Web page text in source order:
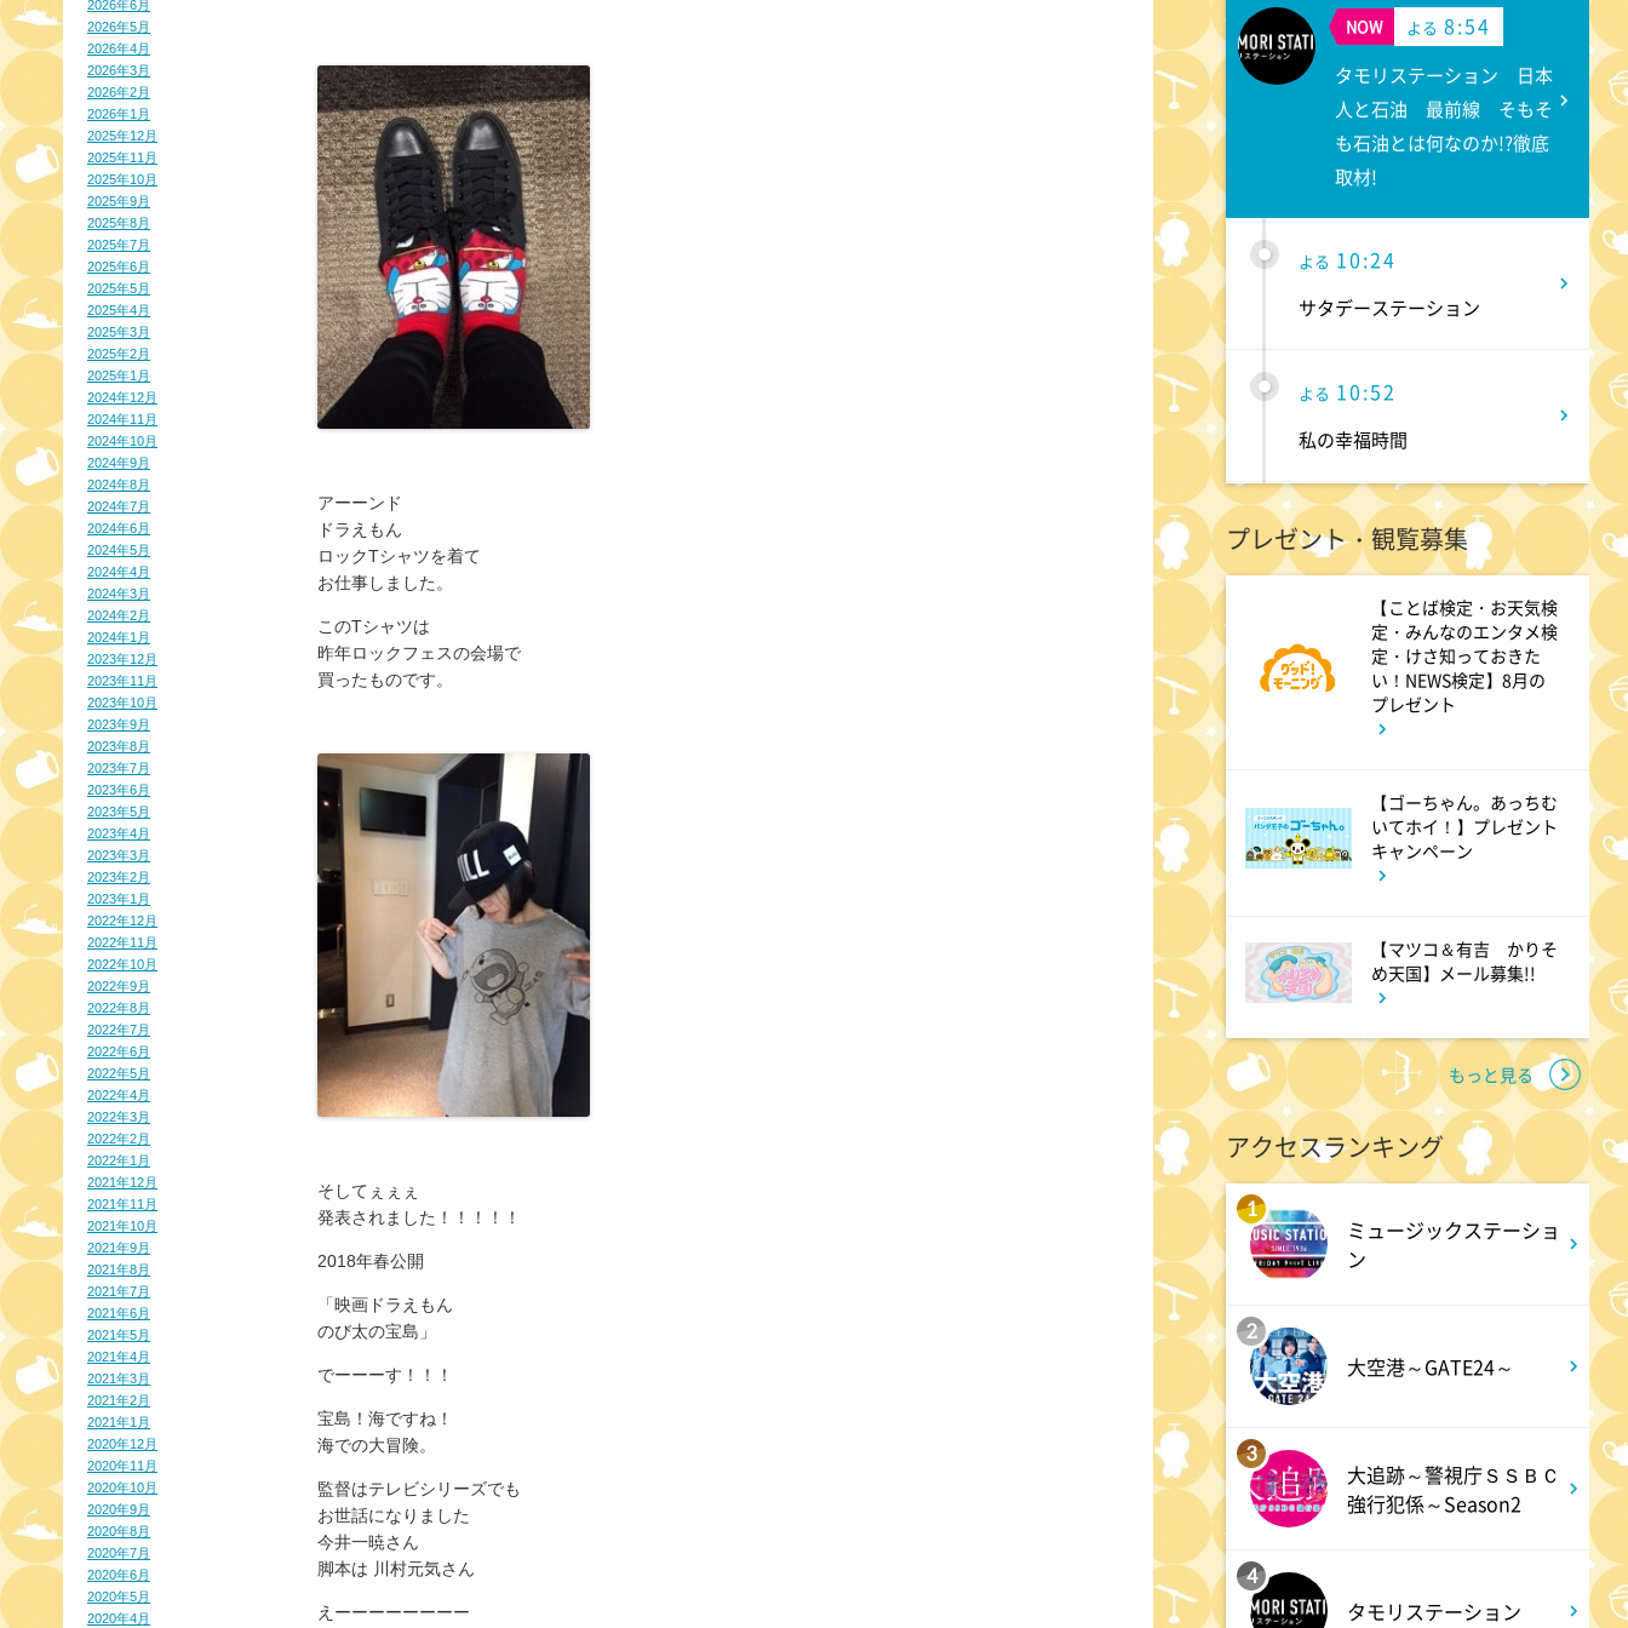
2026年6月
2026年5月
2026年4月
2026年3月
2026年2月
2026年1月
2025年12月
2025年11月
2025年10月
2025年9月
2025年8月
2025年7月
2025年6月
2025年5月
2025年4月
2025年3月
2025年2月
2025年1月
2024年12月
2024年11月
2024年10月
2024年9月
2024年8月
2024年7月
2024年6月
2024年5月
2024年4月
2024年3月
2024年2月
2024年1月
2023年12月
2023年11月
2023年10月
2023年9月
2023年8月
2023年7月
2023年6月
2023年5月
2023年4月
2023年3月
2023年2月
2023年1月
2022年12月
2022年11月
2022年10月
2022年9月
2022年8月
2022年7月
2022年6月
2022年5月
2022年4月
2022年3月
2022年2月
2022年1月
2021年12月
2021年11月
2021年10月
2021年9月
2021年8月
2021年7月
2021年6月
2021年5月
2021年4月
2021年3月
2021年2月
2021年1月
2020年12月
2020年11月
2020年10月
2020年9月
2020年8月
2020年7月
2020年6月
2020年5月
2020年4月
アーーンド
ドラえもん
ロックTシャツを着て
お仕事しました。
このTシャツは
昨年ロックフェスの会場で
買ったものです。
そしてぇぇぇ
発表されました！！！！！
2018年春公開
「映画ドラえもん
のび太の宝島」
でーーーす！！！
宝島！海ですね！
海での大冒険。
監督はテレビシリーズでも
お世話になりました
今井一暁さん
脚本は 川村元気さん
えーーーーーーーー
NOW よる 8:54
タモリステーション 日本
人と石油 最前線 そもそ
も石油とは何なのか!?徹底
取材!
よる 10:24
サタデーステーション
よる 10:52
私の幸福時間
よる 10:56
港時間
よる 11:00
熱闘甲子園 涙は、強さにな
よる 11:30
夏色の雲が恋と嵐をまきおこ
深夜 0:00
天幕のジャードゥーガル
#7【イマニメーション】
深夜 0:30
ジェスト
タイムトラベルダディ #2
ダイアン津田ドラマ初主演作
深夜 1:30
ワールドプロレスリング
プレゼント・観覧募集
【ことば検定・お天気検
定・みんなのエンタメ検
定・けさ知っておきた
い！NEWS検定】8月の
プレゼント
【ゴーちゃん。あっちむ
いてホイ！】プレゼント
キャンペーン
【マツコ＆有吉 かりそ
め天国】メール募集!!
もっと見る
アクセスランキング
1
ミュージックステーショ
ン
2
大空港～GATE24～
3
大追跡～警視庁ＳＳＢＣ
強行犯係～Season2
4
タモリステーション